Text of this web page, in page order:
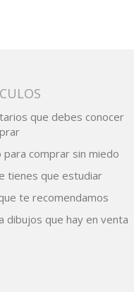
que debes conocer
comprar sin miedo
tienes que estudiar
te recomendamos
que hay en venta